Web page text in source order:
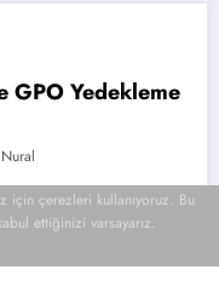
ve Geri
için çerezleri kullanıyoruz. Bu
ettiğinizi varsayarız.